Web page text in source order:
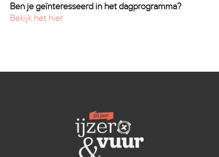
Ben je geïnteresseerd in het dagprogramma?
Bekijk het hier